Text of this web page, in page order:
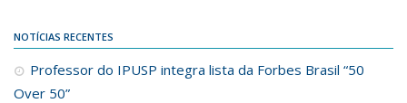
NOTÍCIAS RECENTES
Professor do IPUSP integra lista da Forbes Brasil “50
Over 50”